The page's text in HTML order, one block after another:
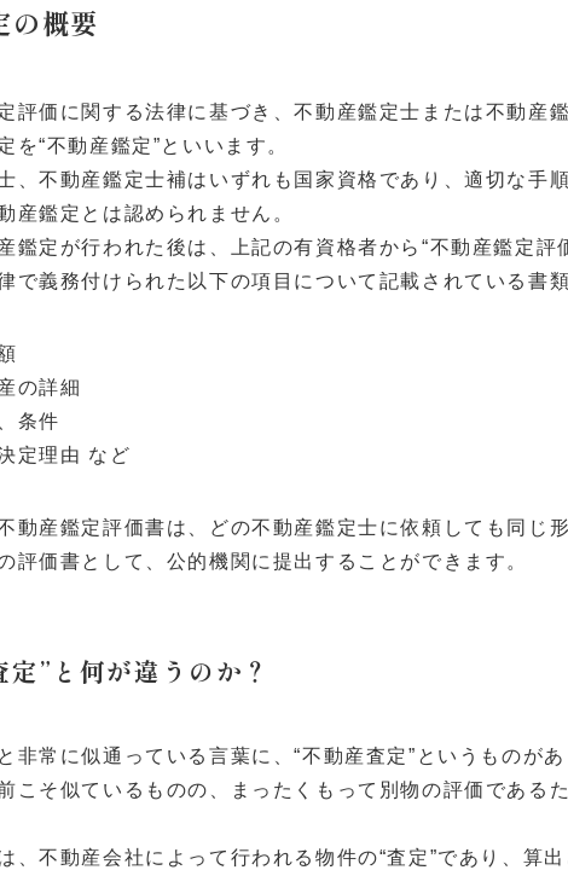
の概要
評価に関する法律に基づき、不動産鑑定士または不動産
を“不動産鑑定”といいます。
、不動産鑑定士補はいずれも国家資格であり、適切な手
産鑑定とは認められません。
鑑定が行われた後は、上記の有資格者から“不動産鑑定評
で義務付けられた以下の項目について記載されている書類
の詳細
条件
定理由 など
動産鑑定評価書は、どの不動産鑑定士に依頼しても同じ
評価書として、公的機関に提出することができます。
定”と何が違うのか？
非常に似通っている言葉に、“不動産査定”というものがあ
こそ似ているものの、まったくもって別物の評価である
、不動産会社によって行われる物件の“査定”であり、算